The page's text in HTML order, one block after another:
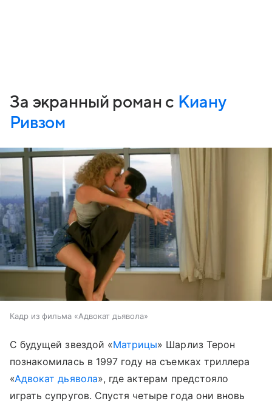
За экранный роман с Киану
Ривзом
Кадр из фильма «Адвокат дьявола»
С будущей звездой «Матрицы» Шарлиз Терон
познакомилась в 1997 году на съемках триллера
«Адвокат дьявола», где актерам предстояло
играть супругов. Спустя четыре года они вновь